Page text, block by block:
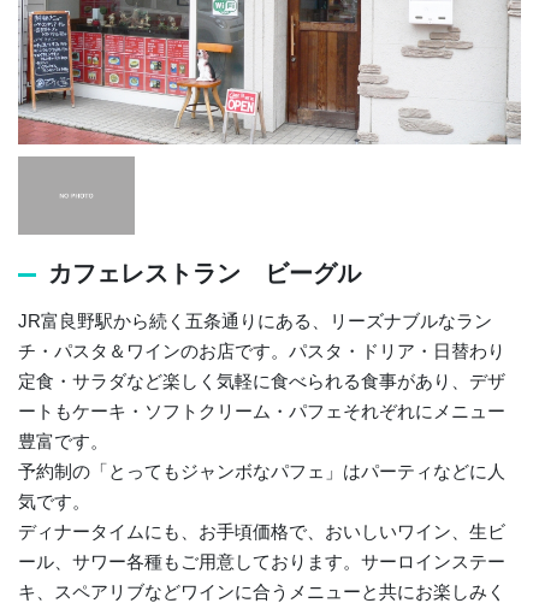
カフェレストラン ビーグル
JR富良野駅から続く五条通りにある、リーズナブルなラン
チ・パスタ＆ワインのお店です。パスタ・ドリア・日替わり
定食・サラダなど楽しく気軽に食べられる食事があり、デザ
ートもケーキ・ソフトクリーム・パフェそれぞれにメニュー
豊富です。
予約制の「とってもジャンボなパフェ」はパーティなどに人
気です。
ディナータイムにも、お手頃価格で、おいしいワイン、生ビ
ール、サワー各種もご用意しております。サーロインステー
キ、スペアリブなどワインに合うメニューと共にお楽しみく